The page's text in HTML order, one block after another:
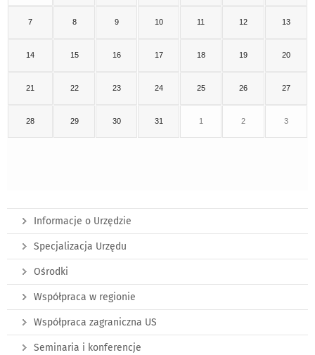
7 8 9 10 11 12 13
14 15 16 17 18 19 20
21 22 23 24 25 26 27
28 29 30 31 1 2 3
Informacje o Urzędzie
Specjalizacja Urzędu
Ośrodki
Współpraca w regionie
Współpraca zagraniczna US
Seminaria i konferencje